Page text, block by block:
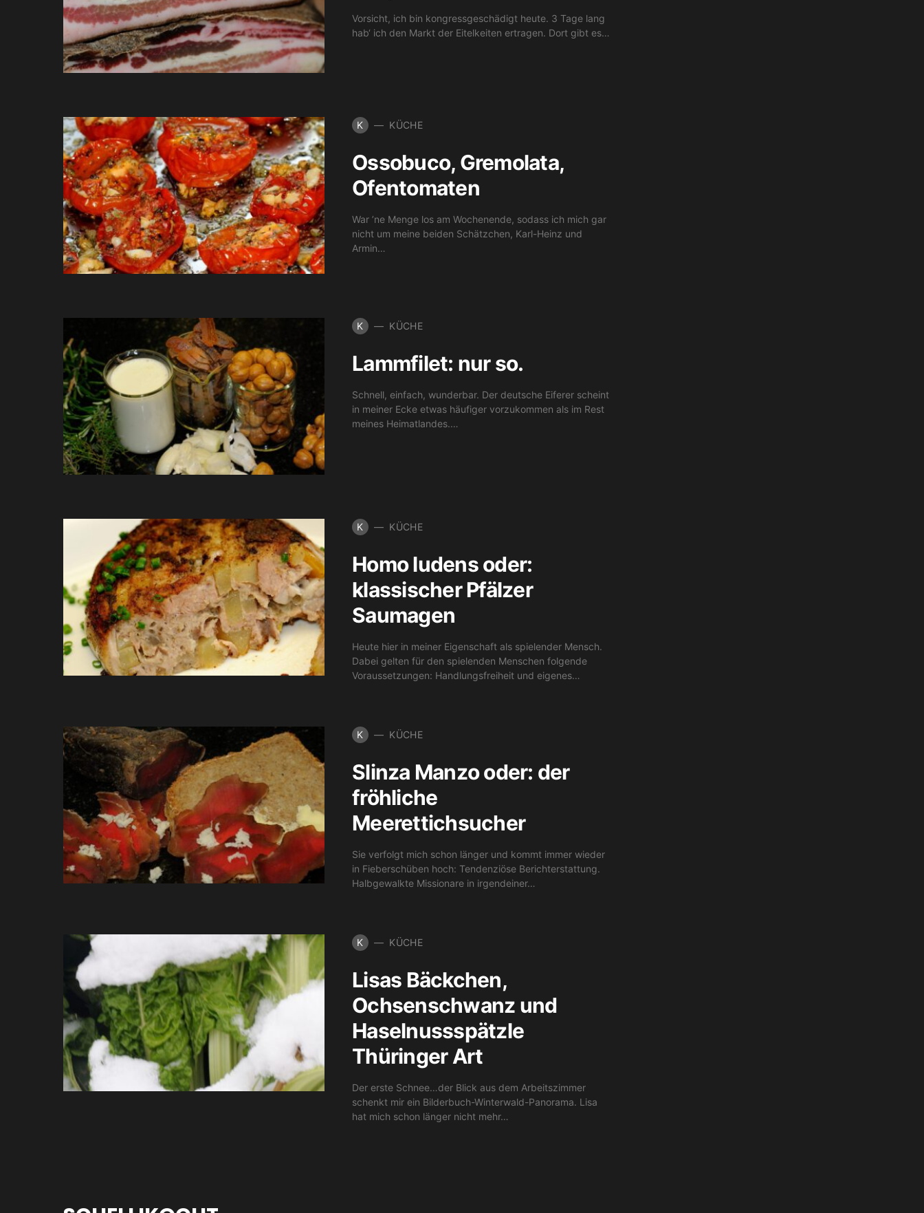
Vorsicht, ich bin kongressgeschädigt heute. 3 Tage lang
hab‘ ich den Markt der Eitelkeiten ertragen. Dort gibt es…
K KÜCHE
Ossobuco, Gremolata,
Ofentomaten
War ’ne Menge los am Wochenende, sodass ich mich gar
nicht um meine beiden Schätzchen, Karl-Heinz und
Armin…
K KÜCHE
Lammfilet: nur so.
Schnell, einfach, wunderbar. Der deutsche Eiferer scheint
in meiner Ecke etwas häufiger vorzukommen als im Rest
meines Heimatlandes.…
K KÜCHE
Homo ludens oder:
klassischer Pfälzer
Saumagen
Heute hier in meiner Eigenschaft als spielender Mensch.
Dabei gelten für den spielenden Menschen folgende
Voraussetzungen: Handlungsfreiheit und eigenes…
K KÜCHE
Slinza Manzo oder: der
fröhliche
Meerettichsucher
Sie verfolgt mich schon länger und kommt immer wieder
in Fieberschüben hoch: Tendenziöse Berichterstattung.
Halbgewalkte Missionare in irgendeiner…
K KÜCHE
Lisas Bäckchen,
Ochsenschwanz und
Haselnussspätzle
Thüringer Art
Der erste Schnee…der Blick aus dem Arbeitszimmer
schenkt mir ein Bilderbuch-Winterwald-Panorama. Lisa
hat mich schon länger nicht mehr…